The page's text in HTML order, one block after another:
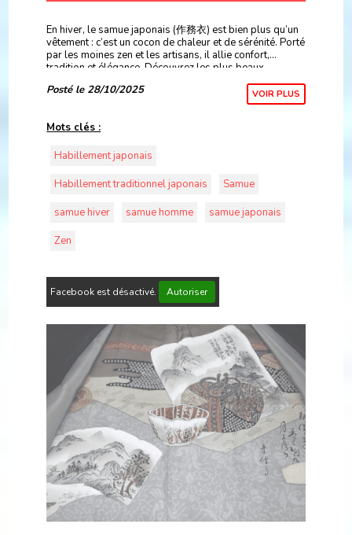
En hiver, le samue japonais (作務衣) est bien plus qu’un
vêtement : c’est un cocon de chaleur et de sérénité. Porté
par les moines zen et les artisans, il allie confort,
tradition et élégance. Découvrez les plus beaux
Posté le 28/10/2025 VOIR PLUS
Mots clés :
Habillement japonais
Habillement traditionnel japonais
Samue
samue hiver
samue homme
samue japonais
Zen
Facebook est désactivé. Autoriser